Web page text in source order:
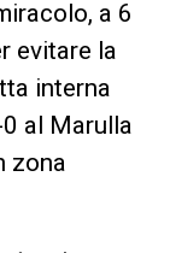
a 6
evitare la
interna
al Marulla
zona